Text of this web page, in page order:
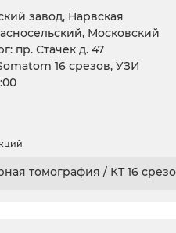
завод, Нарвская
Московский
пр. Стачек д. 47
16 срезов, УЗИ
томография / КТ 16